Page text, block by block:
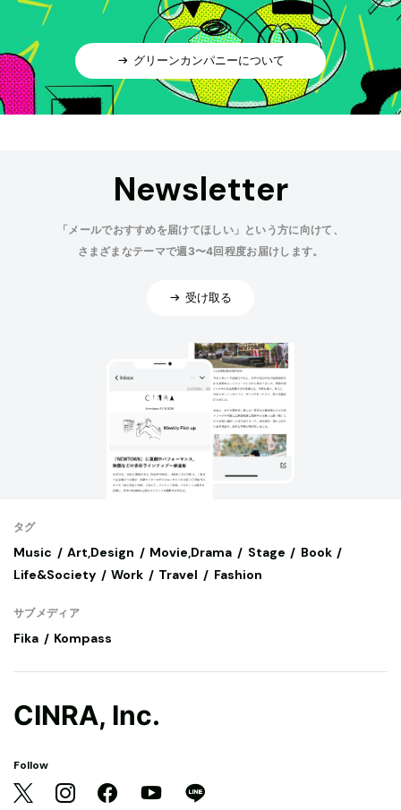
グリーンカンパニーについて
Newsletter
「メールでおすすめを届けてほしい」という方に向けて、
さまざまなテーマで週3〜4回程度お届けします。
受け取る
タグ
Music Art,Design Movie,Drama Stage
Book
Life&Society
Work Travel Fashion
サブメディア
Fika Kompass
CINRA, Inc.
Follow